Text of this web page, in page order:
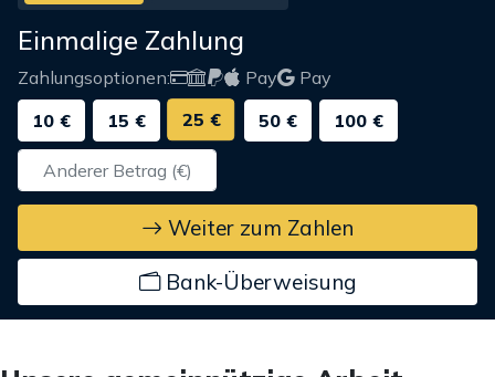
Einmalige Zahlung
Zahlungsoptionen: Pay
Pay
10 €
15 € 25 € 50 € 100 €
Weiter zum Zahlen
Bank-Überweisung